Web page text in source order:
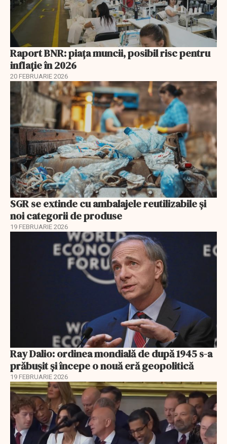
Raport BNR: piața muncii, posibil risc pentru
inflație în 2026
20 FEBRUARIE 2026
SGR se extinde cu ambalajele reutilizabile și
noi categorii de produse
19 FEBRUARIE 2026
Ray Dalio: ordinea mondială de după 1945 s-a
prăbușit și începe o nouă eră geopolitică
19 FEBRUARIE 2026